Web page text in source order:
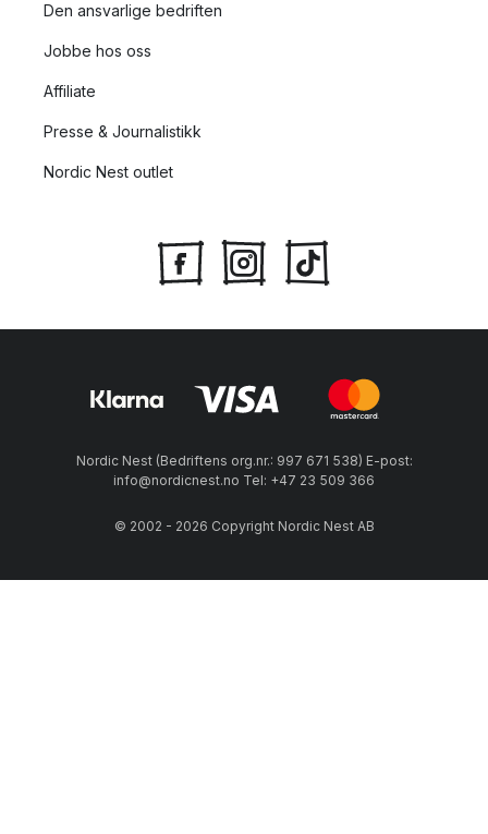
Den ansvarlige bedriften
Jobbe hos oss
Affiliate
Presse & Journalistikk
Nordic Nest outlet
Nordic Nest (Bedriftens org.nr.: 997 671 538) E-post:
info@nordicnest.no Tel: +47 23 509 366
© 2002 - 2026 Copyright Nordic Nest AB